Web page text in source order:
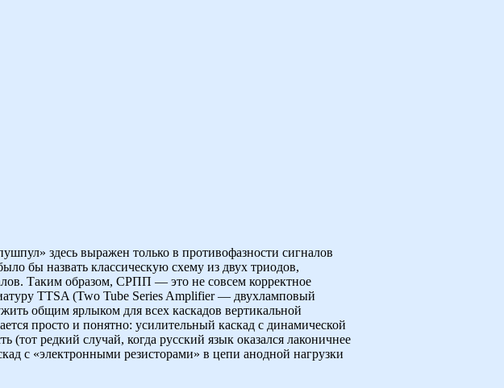
здесь выражен только в противофазности сигналов
бы назвать классическую схему из двух триодов,
Таким образом, СРПП — это не совсем корректное
TTSA (Two Tube Series Amplifier — двухламповый
общим ярлыком для всех каскадов вертикальной
просто и понятно: усилительный каскад с динамической
(тот редкий случай, когда русский язык оказался лаконичнее
с «электронными резисторами» в цепи анодной нагрузки